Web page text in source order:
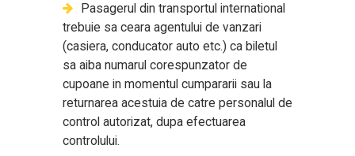
Pasagerul din transportul international
trebuie sa ceara agentului de vanzari
(casiera, conducator auto etc.) ca biletul
sa aiba numarul corespunzator de
cupoane in momentul cumpararii sau la
returnarea acestuia de catre personalul de
control autorizat, dupa efectuarea
controlului.